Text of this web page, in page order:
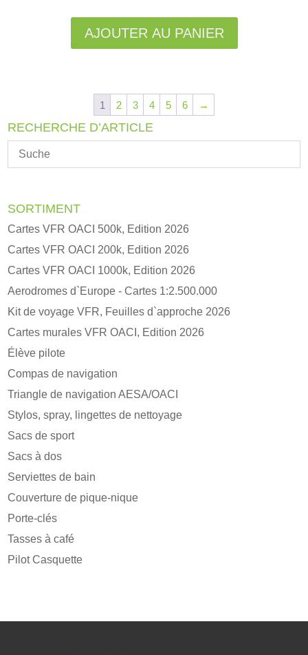
AJOUTER AU PANIER
1 2 3 4 5 6 →
RECHERCHE D’ARTICLE
SORTIMENT
Cartes VFR OACI 500k, Edition 2026
Cartes VFR OACI 200k, Edition 2026
Cartes VFR OACI 1000k, Edition 2026
Aerodromes d`Europe - Cartes 1:2.500.000
Kit de voyage VFR, Feuilles d`approche 2026
Cartes murales VFR OACI, Edition 2026
Élève pilote
Compas de navigation
Triangle de navigation AESA/OACI
Stylos, spray, lingettes de nettoyage
Sacs de sport
Sacs à dos
Serviettes de bain
Couverture de pique-nique
Porte-clés
Tasses à café
Pilot Casquette